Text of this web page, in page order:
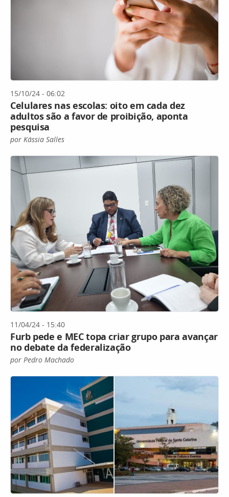
15/10/24 - 06:02
Celulares nas escolas: oito em cada dez
adultos são a favor de proibição, aponta
pesquisa
por Kássia Salles
11/04/24 - 15:40
Furb pede e MEC topa criar grupo para avançar
no debate da federalização
por Pedro Machado